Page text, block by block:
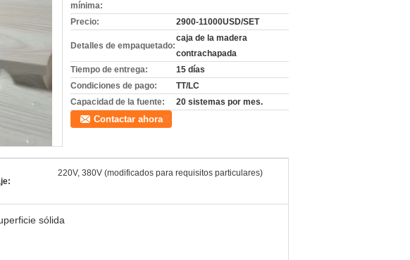
mínima:
Precio: 2900-11000USD/SET
Detalles de empaquetado:
caja de la madera
contrachapada
Tiempo de entrega:
15 días
Condiciones de pago:
TT/LC
Capacidad de la fuente:
20 sistemas por mes.
Contactar ahora
220V, 380V (modificados para requisitos particulares)
sólida